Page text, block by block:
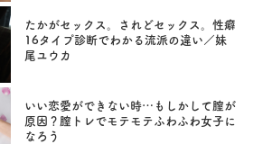
たかがセックス。されどセックス。性癖
16タイプ診断でわかる流派の違い／妹
尾ユウカ
いい恋愛ができない時…もしかして膣が
原因？膣トレでモテモテふわふわ女子に
なろう